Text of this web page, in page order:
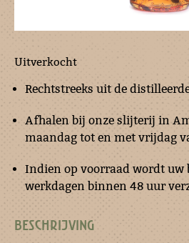
Uitverkocht
Rechtstreeks uit de
Afhalen bij onze slijterij in
maandag tot en met vrijdag
Indien op voorraad wordt uw
werkdagen binnen 48 uur
BESCHRIJVING